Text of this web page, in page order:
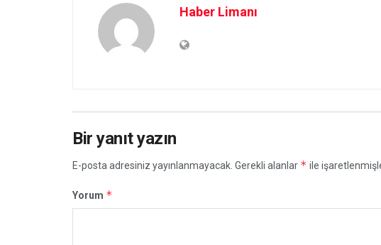
Haber Limanı
Bir yanıt yazın
E-posta adresiniz yayınlanmayacak. Gerekli alanlar * ile
Yorum *